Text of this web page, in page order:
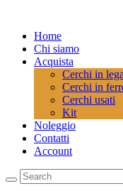
Home
Chi siamo
Acquista
Cerchi in lega
Cerchi in
Cerchi usati
Kit
Noleggio
Contatti
Account